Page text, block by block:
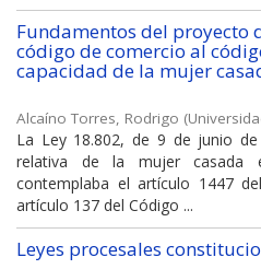
Fundamentos del proyecto
código de comercio al
capacidad de la mujer
Alcaíno Torres, Rodrigo (
La Ley 18.802, de 9 de junio
relativa de la mujer casada
contemplaba el artículo 1447
artículo 137 del Código ...
Leyes procesales